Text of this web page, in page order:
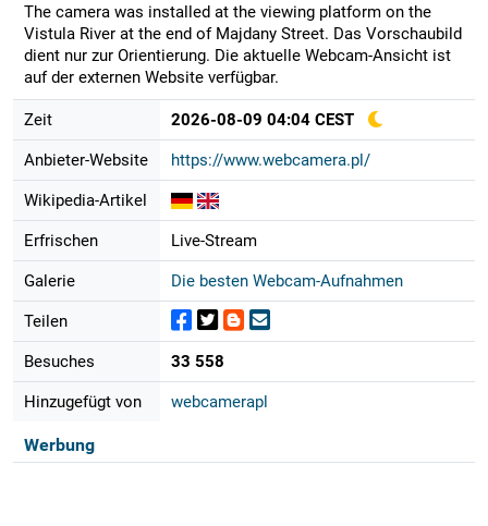
The camera was installed at the viewing platform on the
Vistula River at the end of Majdany Street. Das Vorschaubild
dient nur zur Orientierung. Die aktuelle Webcam-Ansicht ist
auf der externen Website verfügbar.
Zeit 2026-08-09 04:04 CEST
Anbieter-Website https://www.webcamera.pl/
Wikipedia-Artikel
Erfrischen Live-Stream
Galerie Die besten Webcam-Aufnahmen
Teilen
Besuches 33 558
Hinzugefügt von webcamerapl
Werbung